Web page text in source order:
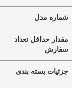
شماره مدل
مقدار حداقل تعداد
سفارش
جزئیات بسته بندی